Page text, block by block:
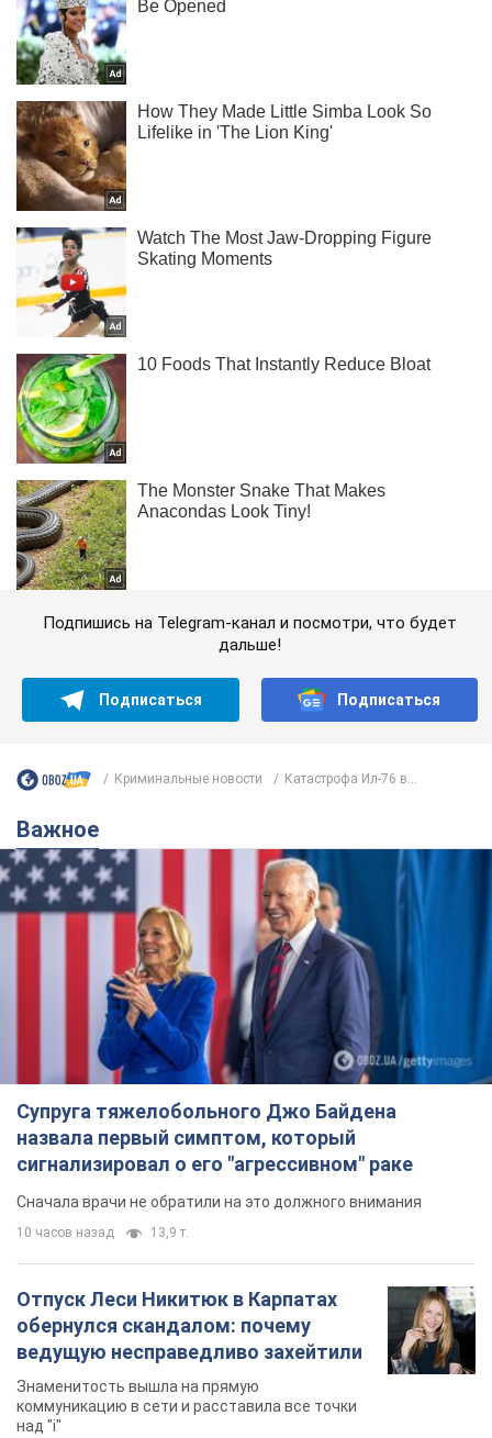
Подпишись на Telegram-канал и посмотри, что будет
дальше!
Подписаться Подписаться
Криминальные новости Катастрофа Ил-76 в...
Важное
Супруга тяжелобольного Джо Байдена
назвала первый симптом, который
сигнализировал о его "агрессивном" раке
Сначала врачи не обратили на это должного внимания
10 часов назад 13,9 т.
Отпуск Леси Никитюк в Карпатах
обернулся скандалом: почему
ведущую несправедливо захейтили
Знаменитость вышла на прямую
коммуникацию в сети и расставила все точки
над "i"